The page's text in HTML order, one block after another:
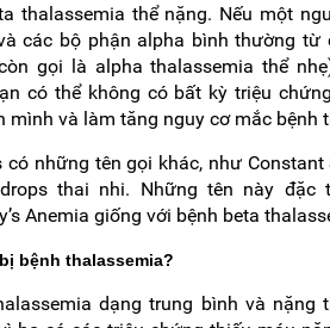
thalassemia thể nặng. Nếu một
các bộ phận alpha bình thường từ
gọi là alpha thalassemia thể
có thể không có bất kỳ triệu
mình và làm tăng nguy cơ mắc bệnh
những tên gọi khác, như Constant
thai nhi. Những tên này đặc
Anemia giống với bệnh beta
bệnh thalassemia?
dạng trung bình và nặng